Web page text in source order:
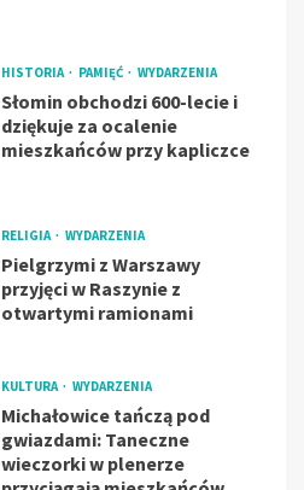
HISTORIA PAMIĘĆ WYDARZENIA
Słomin obchodzi 600-lecie i
dziękuje za ocalenie
mieszkańców przy kapliczce
RELIGIA WYDARZENIA
Pielgrzymi z Warszawy
przyjęci w Raszynie z
otwartymi ramionami
KULTURA WYDARZENIA
Michałowice tańczą pod
gwiazdami: Taneczne
wieczorki w plenerze